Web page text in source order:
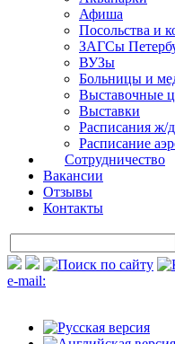
Афиша
Посольства и
ЗАГСы
ВУЗы
Больницы и
Выставочные
Выставки
Расписания ж/
Расписание
Сотрудничество
Вакансии
Отзывы
Контакты
e-mail: